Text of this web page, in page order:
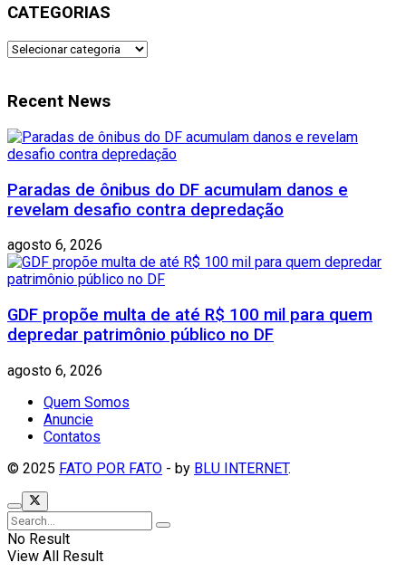
CATEGORIAS
CATEGORIAS
Recent News
Paradas de ônibus do DF acumulam danos e
revelam desafio contra depredação
agosto 6, 2026
GDF propõe multa de até R$ 100 mil para quem
depredar patrimônio público no DF
agosto 6, 2026
Quem Somos
Anuncie
Contatos
© 2025 FATO POR FATO - by BLU INTERNET.
No Result
View All Result